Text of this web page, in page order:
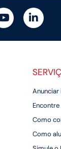
Anunciar
Como
Como